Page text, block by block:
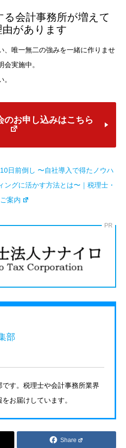
る会計事務所が増えて
があります
、唯一無二の強みを一緒に作りませ
実施中。
のお申し込みはこちら
日前倒し 〜自社導入で得たノウハ
ングに活かす方法とは〜｜税理士・
案内
PR
部
す。税理士や会計事務所業界
お届けしています。
Share